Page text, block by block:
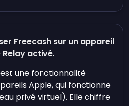
Freecash sur un appareil
Relay activé.
une fonctionnalité
Apple, qui fonctionne
privé virtuel). Elle chiffre